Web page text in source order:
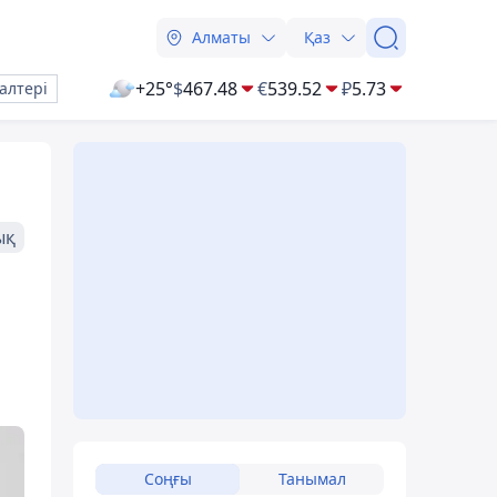
Алматы Қаз
+25°$467.48 €539.52 ₽5.73
Соңғы Танымал